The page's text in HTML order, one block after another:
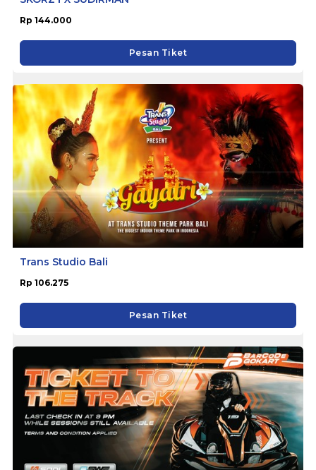
Rp 144.000
Pesan Tiket
Trans Studio Bali
Rp 106.275
Pesan Tiket